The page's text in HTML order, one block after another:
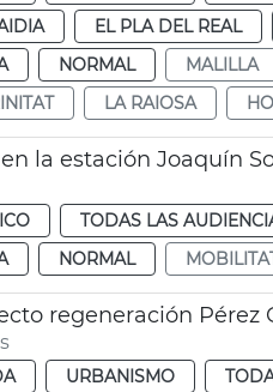
EL PLA DEL REAL
NORMAL MALILLA
LA RAIOSA
la estación Joaquín
TODAS LAS
NORMAL
regeneración Pérez
URBANISMO